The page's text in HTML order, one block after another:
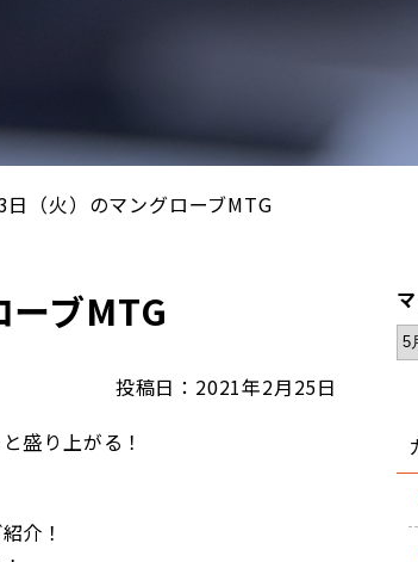
日（火）のマングローブMTG
ブMTG
投稿日：2021年2月25日
盛り上がる！
介！